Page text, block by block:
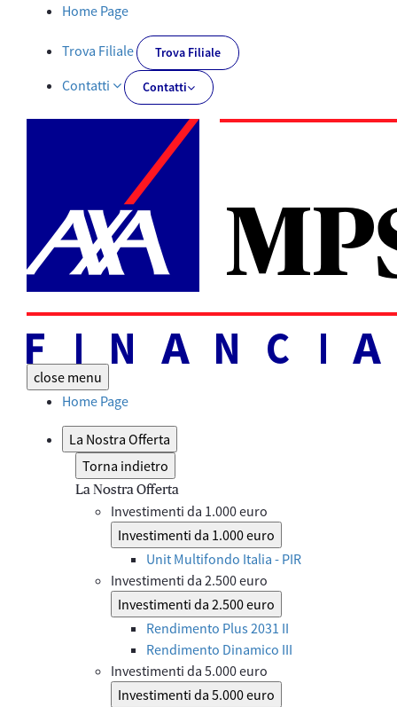
Tutti i documenti | AXA MPS Financial - AXA-MPSFINANCIAL.IT
Home Page
Trova Filiale Trova Filiale
Contatti Contatti
close menu
Home Page
La Nostra Offerta
Torna indietro
La Nostra Offerta
Investimenti da 1.000 euro
Investimenti da 1.000 euro
Unit Multifondo Italia - PIR
Investimenti da 2.500 euro
Investimenti da 2.500 euro
Rendimento Plus 2031 II
Rendimento Dinamico III
Investimenti da 5.000 euro
Investimenti da 5.000 euro